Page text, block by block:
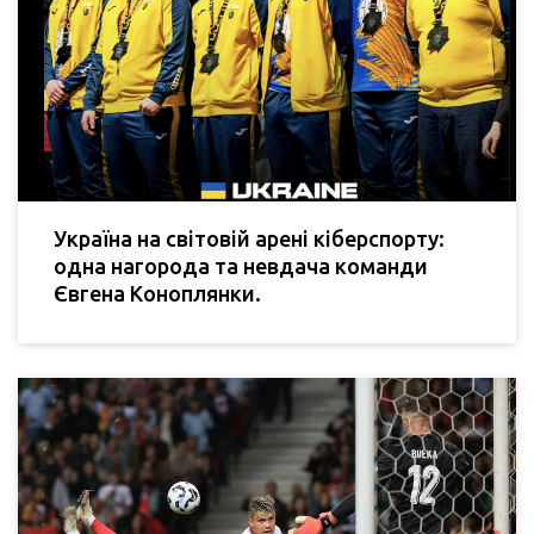
Україна на світовій арені кіберспорту:
одна нагорода та невдача команди
Євгена Коноплянки.